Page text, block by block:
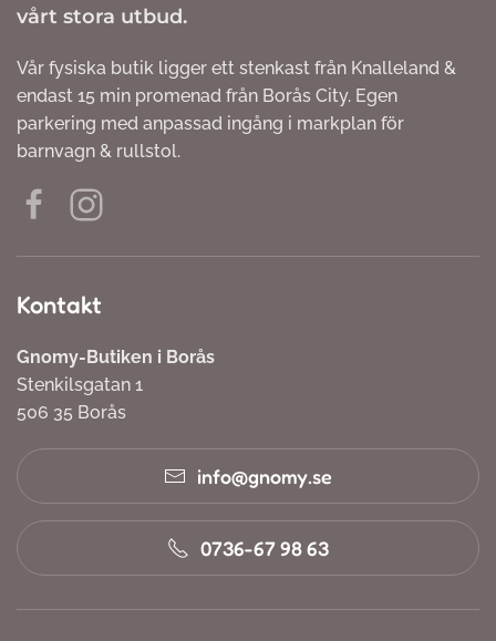
vårt stora utbud.
Vår fysiska butik ligger ett stenkast från Knalleland &
endast 15 min promenad från Borås City. Egen
parkering med anpassad ingång i markplan för
barnvagn & rullstol.
Kontakt
Gnomy-Butiken i Borås
Stenkilsgatan 1
506 35 Borås
info@gnomy.se
0736-67 98 63